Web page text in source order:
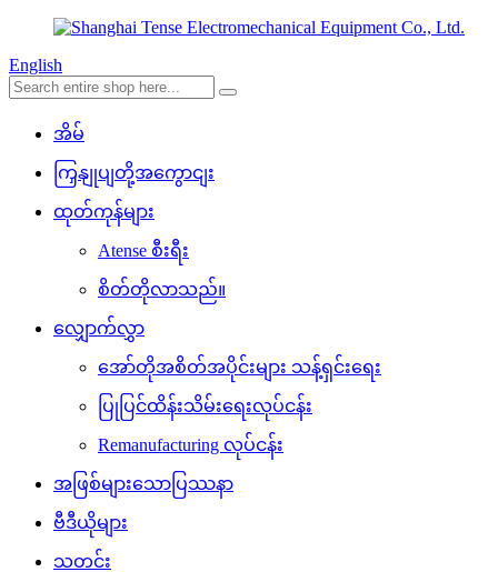
English
အိမ်
ကြှနျုပျတို့အကွောငျး
ထုတ်ကုန်များ
Atense စီးရီး
စိတ်တိုလာသည်။
လျှောက်လွှာ
အော်တိုအစိတ်အပိုင်းများ သန့်ရှင်းရေး
ပြုပြင်ထိန်းသိမ်းရေးလုပ်ငန်း
Remanufacturing လုပ်ငန်း
အဖြစ်များသောပြဿနာ
ဗီဒီယိုများ
သတင်း